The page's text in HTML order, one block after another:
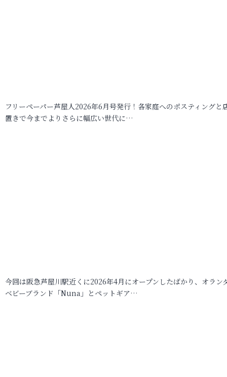
フリーペーパー芦屋人2026年6月号発行！各家庭へのポスティングと
置きで今までよりさらに幅広い世代に…
今回は阪急芦屋川駅近くに2026年4月にオープンしたばかり、オラン
ベビーブランド「Nuna」とペットギア…